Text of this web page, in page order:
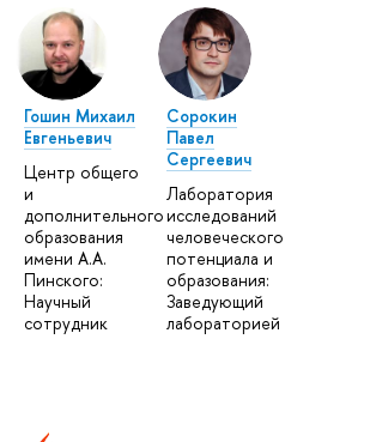
Гошин Михаил
Евгеньевич
Центр общего
и
дополнительного
образования
имени А.А.
Пинского:
Научный
сотрудник
Сорокин
Павел
Сергеевич
Лаборатория
исследований
человеческого
потенциала и
образования:
Заведующий
лабораторией